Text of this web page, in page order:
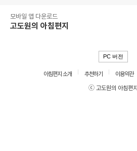
모바일 앱 다운로드
고도원의 아침편지
PC 버전
아침편지 소개 추천하기 이용약관
ⓒ 고도원의 아침편지